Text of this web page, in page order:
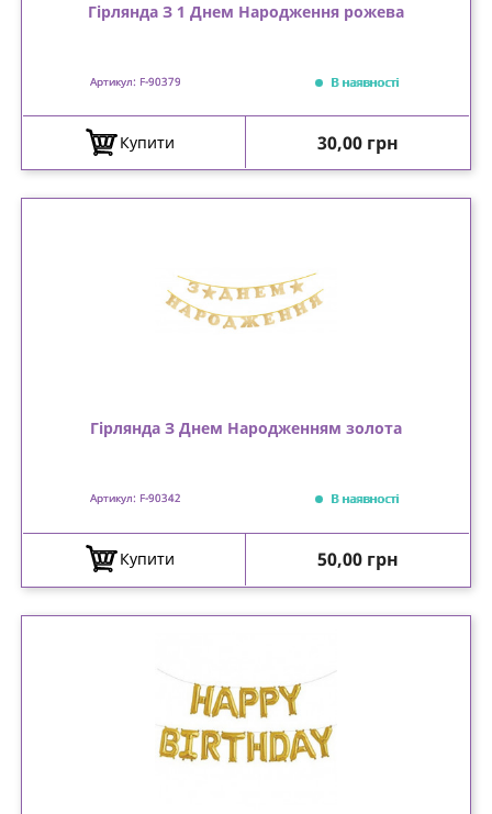
Гірлянда З 1 Днем Народження рожева
Артикул: F-90379 В наявності
Купити Ціна
30,00 грн
Гірлянда З Днем Народженням золота
Артикул: F-90342 В наявності
Купити Ціна
50,00 грн